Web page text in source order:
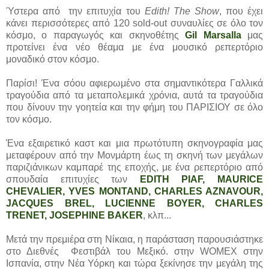
Ύστερα από την επιτυχία του Edith! The Show, που έχει
κάνει περισσότερες από 120 sold-out συναυλίες σε όλο τον
κόσμο, o παραγωγός και σκηνοθέτης
Gil Marsallaμας
προτείνει ένα νέο θέαμα με ένα μουσικό ρεπερτόριο
μοναδικό στον κόσμο.
Παρίσι! Ένα σόου αφιερωμένο στα σημαντικότερα Γαλλικά
τραγούδια από τα μεταπολεμικά χρόνια, αυτά τα τραγούδια
που δίνουν την γοητεία και την φήμη του ΠΑΡΙΣΙΟΥ σε όλο
τον κόσμο.
Ένα εξαιρετικό καστ και μια πρωτότυπη σκηνογραφία μας
μεταφέρουν από την Μονμάρτη έως τη σκηνή των μεγάλων
παριζιάνικων καμπαρέ της εποχής, με ένα ρεπερτόριο από
σπουδαία επιτυχίες των
EDITH PIAF, MAURICE
CHEVALIER, YVES MONTAND, CHARLES AZNAVOUR,
JACQUES BREL, LUCIENNE BOYER, CHARLES
TRENET, JOSEPHINE BAKER, κλπ...
Μετά την πρεμιέρα στη Νίκαια, η παράσταση παρουσιάστηκε
στο Διεθνές Φεστιβάλ του Μεξικό. στην WOMEX στην
Ισπανία, στην Νέα Υόρκη και τώρα ξεκίνησε την μεγάλη της